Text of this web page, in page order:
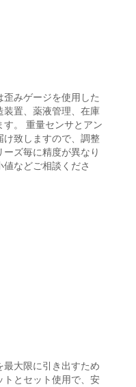
みゲージを使用した
装置、薬液管理、在庫
。 重量センサとアン
致しますので、調整
ズ毎に精度が異なり
などご相談くださ
大限に引き出すため
トとセット使用で、安